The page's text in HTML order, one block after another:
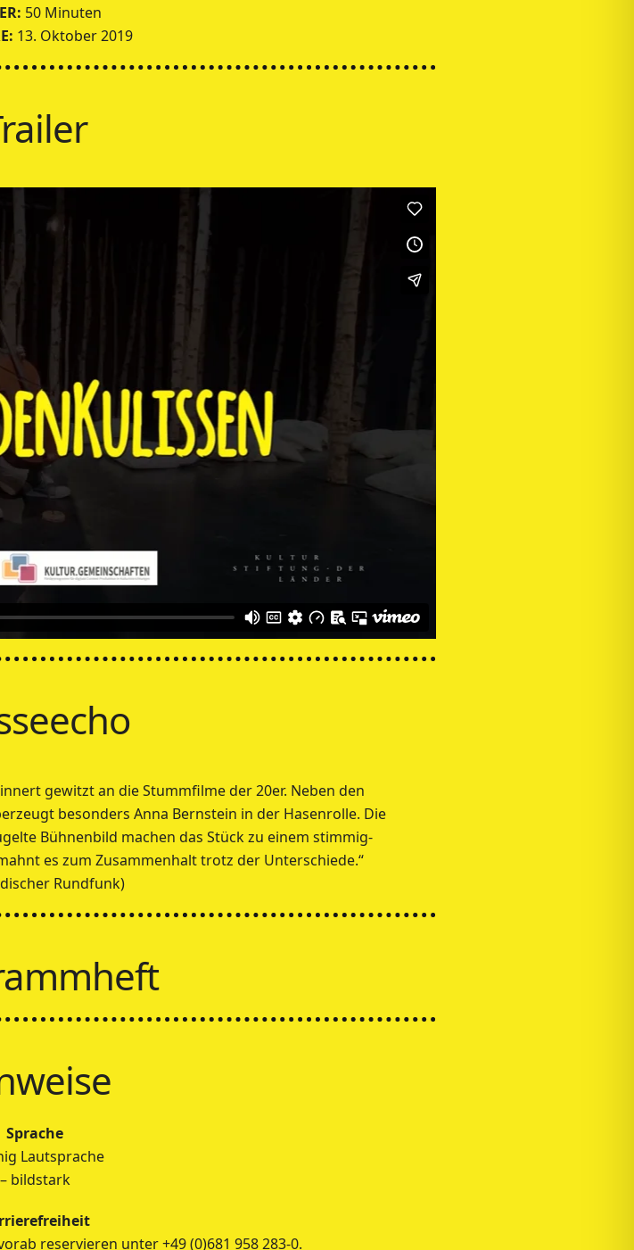
50 Minuten
13. Oktober 2019
gewitzt an die Stummfilme der 20er. Neben den
besonders Anna Bernstein in der Hasenrolle. Die
Bühnenbild machen das Stück zu einem stimmig-
es zum Zusammenhalt trotz der Unterschiede.“
Rundfunk)
Sprache
Lautsprache
– bildstark
reservieren unter +49 (0)681 958 283-0.